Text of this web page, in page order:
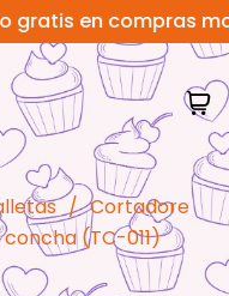
en compras
/ Cortadore
(TC-011)